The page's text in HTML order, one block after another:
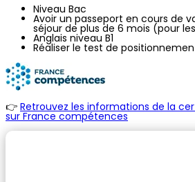
Niveau Bac
Avoir un passeport en cours de
séjour de plus de 6 mois (pour
Anglais niveau B1
Réaliser le test de
👉 Retrouvez les informations de la
sur France compétences